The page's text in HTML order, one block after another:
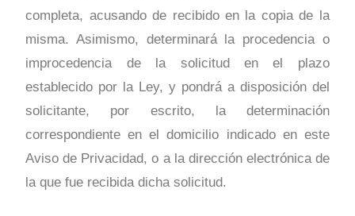
completa, acusando de recibido en la copia de la
misma. Asimismo, determinará la procedencia o
improcedencia de la solicitud en el plazo
establecido por la Ley, y pondrá a disposición del
solicitante, por escrito, la determinación
correspondiente en el domicilio indicado en este
Aviso de Privacidad, o a la dirección electrónica de
la que fue recibida dicha solicitud.